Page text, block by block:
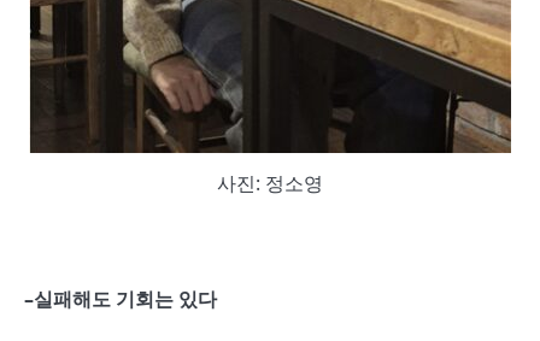
사진: 정소영
–실패해도 기회는 있다